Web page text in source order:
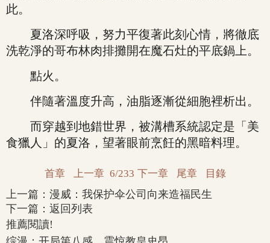
此。
夏洛深呼吸，努力平復著此刻心情，將徹底
洗乾淨的哥布林肉排攤開在魔石灶的平底鍋上。
點火。
伴隨著溫度升高，油脂逐漸從細胞裡析出。
而穿越到地錯世界，被溝槽系統認定是「美
食獵人」的夏洛，望著眼前烹飪的黑暗料理。
首章 上一章 6/233 下一章 尾章 目錄
上一篇： 漫威：我保护伞公司向来造福民生
下一篇： 返回列表
推薦閱讀!